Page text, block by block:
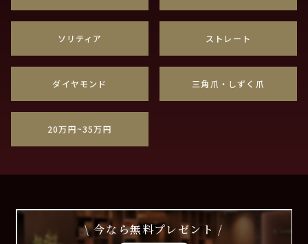
ソリティア ストレート
ダイヤモンド 三角爪・しずく爪
20万円~35万円
\ 今なら無料プレゼント /